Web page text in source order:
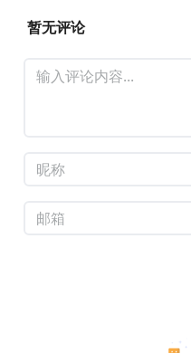
暂无评论